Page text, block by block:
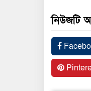
নিউজটি